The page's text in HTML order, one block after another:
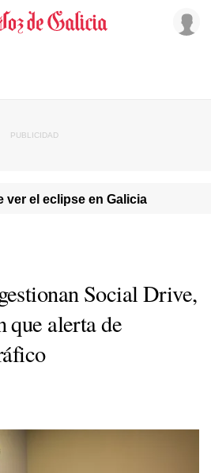
ver el eclipse en Galicia
Social Drive,
que alerta de